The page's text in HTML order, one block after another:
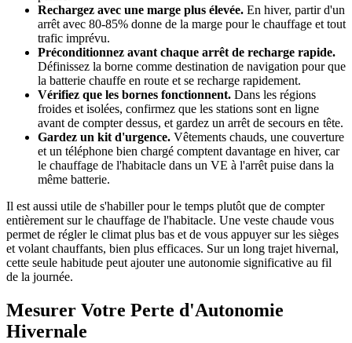
Rechargez avec une marge plus élevée. En hiver, partir d'un
arrêt avec 80-85% donne de la marge pour le chauffage et tout
trafic imprévu.
Préconditionnez avant chaque arrêt de recharge rapide.
Définissez la borne comme destination de navigation pour que
la batterie chauffe en route et se recharge rapidement.
Vérifiez que les bornes fonctionnent. Dans les régions
froides et isolées, confirmez que les stations sont en ligne
avant de compter dessus, et gardez un arrêt de secours en tête.
Gardez un kit d'urgence. Vêtements chauds, une couverture
et un téléphone bien chargé comptent davantage en hiver, car
le chauffage de l'habitacle dans un VE à l'arrêt puise dans la
même batterie.
Il est aussi utile de s'habiller pour le temps plutôt que de compter
entièrement sur le chauffage de l'habitacle. Une veste chaude vous
permet de régler le climat plus bas et de vous appuyer sur les sièges
et volant chauffants, bien plus efficaces. Sur un long trajet hivernal,
cette seule habitude peut ajouter une autonomie significative au fil
de la journée.
Mesurer Votre Perte d'Autonomie
Hivernale